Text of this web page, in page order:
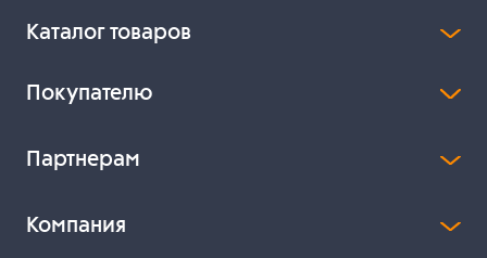
Каталог товаров
Покупателю
Партнерам
Компания